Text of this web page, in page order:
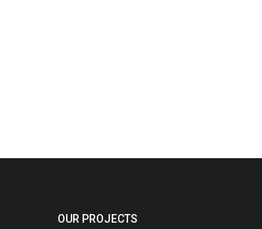
OUR PROJECTS